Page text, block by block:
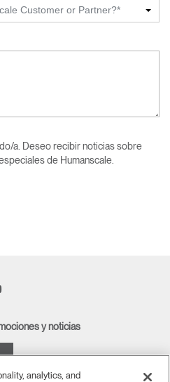
Customer or Partner?*
a. Deseo recibir noticias sobre
de Humanscale.
YouTube
y noticias
analytics, and